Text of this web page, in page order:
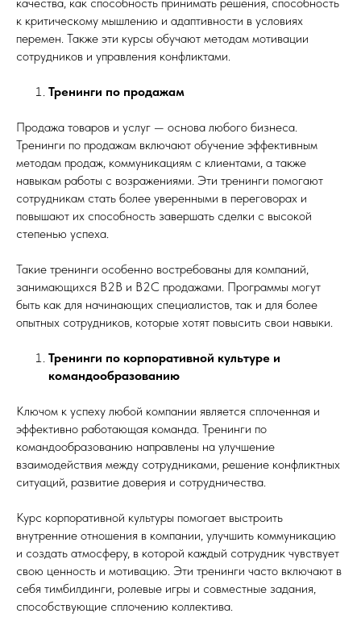
к критическому мышлению и адаптивности в условиях
перемен. Также эти курсы обучают методам мотивации
сотрудников и управления конфликтами.
Тренинги по продажам
Продажа товаров и услуг — основа любого бизнеса.
Тренинги по продажам включают обучение эффективным
методам продаж, коммуникациям с клиентами, а также
навыкам работы с возражениями. Эти тренинги помогают
сотрудникам стать более уверенными в переговорах и
повышают их способность завершать сделки с высокой
степенью успеха.
Такие тренинги особенно востребованы для компаний,
занимающихся B2B и B2C продажами. Программы могут
быть как для начинающих специалистов, так и для более
опытных сотрудников, которые хотят повысить свои навыки.
Тренинги по корпоративной культуре и
командообразованию
Ключом к успеху любой компании является сплоченная и
эффективно работающая команда. Тренинги по
командообразованию направлены на улучшение
взаимодействия между сотрудниками, решение конфликтных
ситуаций, развитие доверия и сотрудничества.
Курс корпоративной культуры помогает выстроить
внутренние отношения в компании, улучшить коммуникацию
и создать атмосферу, в которой каждый сотрудник чувствует
свою ценность и мотивацию. Эти тренинги часто включают в
себя тимбилдинги, ролевые игры и совместные задания,
способствующие сплочению коллектива.